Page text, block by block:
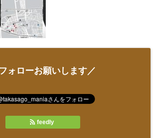
ォローお願いします／
feedly